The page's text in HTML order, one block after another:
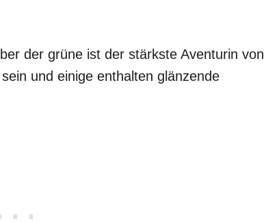
der grüne ist der stärkste Aventurin von
und einige enthalten glänzende